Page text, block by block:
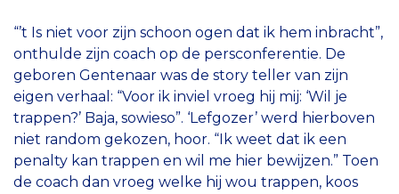
“’t Is niet voor zijn schoon ogen dat ik hem inbracht”,
onthulde zijn coach op de persconferentie. De
geboren Gentenaar was de story teller van zijn
eigen verhaal: “Voor ik inviel vroeg hij mij: ‘Wil je
trappen?’ Baja, sowieso”. ‘Lefgozer’ werd hierboven
niet random gekozen, hoor. “Ik weet dat ik een
penalty kan trappen en wil me hier bewijzen.” Toen
de coach dan vroeg welke hij wou trappen, koos